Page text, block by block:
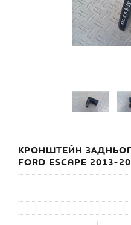
КРОНШТЕЙН
FORD ESCAPE 2013-